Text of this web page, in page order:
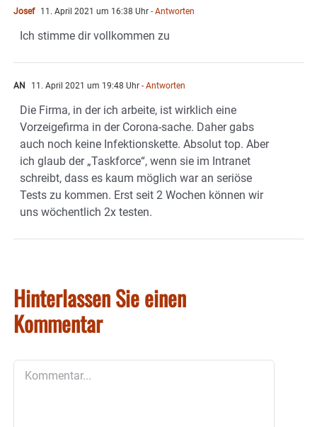
Josef 11. April 2021 um 16:38 Uhr - Antworten
Ich stimme dir vollkommen zu
AN 11. April 2021 um 19:48 Uhr - Antworten
Die Firma, in der ich arbeite, ist wirklich eine
Vorzeigefirma in der Corona-sache. Daher gabs
auch noch keine Infektionskette. Absolut top. Aber
ich glaub der „Taskforce“, wenn sie im Intranet
schreibt, dass es kaum möglich war an seriöse
Tests zu kommen. Erst seit 2 Wochen können wir
uns wöchentlich 2x testen.
Hinterlassen Sie einen
Kommentar